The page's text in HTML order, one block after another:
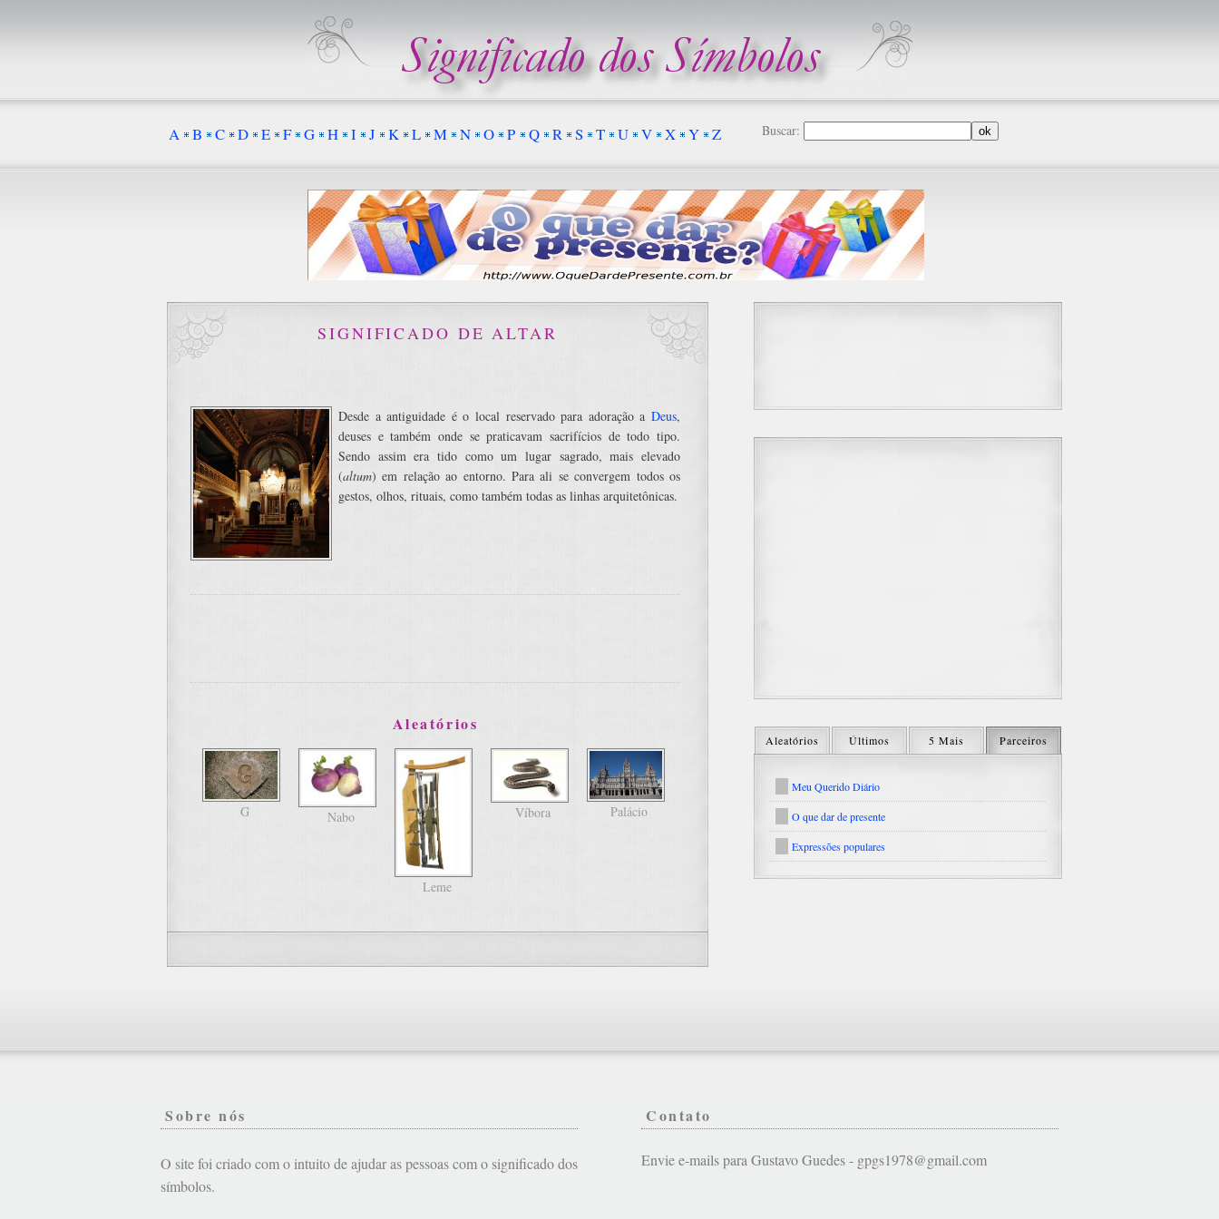
SIGNIFICADO DE ALTAR
Desde a antiguidade é o local reservado para adoração a Deus,
deuses e também onde se praticavam sacrifícios de todo tipo.
Sendo assim era tido como um lugar sagrado, mais elevado
(altum) em relação ao entorno. Para ali se convergem todos os
gestos, olhos, rituais, como também todas as linhas arquitetônicas.
Aleatórios
G Nabo
Leme
Víbora Palácio
A B C D E F G H I J K L M N O P Q R S T U V X Y Z Buscar:
Aleatórios Últimos 5 Mais Parceiros
Meu Querido Diário
O que dar de presente
Expressões populares
Sobre nós
O site foi criado com o intuito de ajudar as pessoas com o significado dos
símbolos.
Contato
Envie e-mails para Gustavo Guedes - gpgs1978@gmail.com